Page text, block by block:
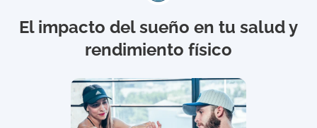
El impacto del sueño en tu salud y
rendimiento físico